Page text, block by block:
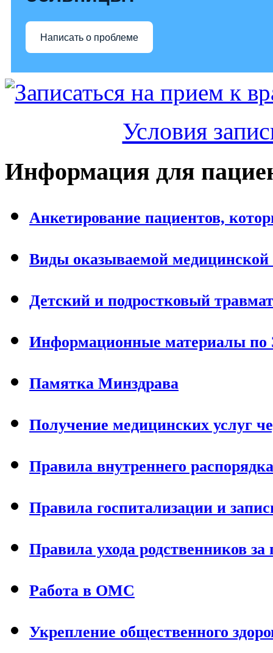
Написать о проблеме
Условия
Информация для
Анкетирование пациентов,
Виды оказываемой
Детский и подростковый
Информационные материалы
Памятка Минздрава
Получение медицинских услуг
Правила внутреннего
Правила госпитализации и
Правила ухода родственников
Работа в ОМС
Укрепление общественного